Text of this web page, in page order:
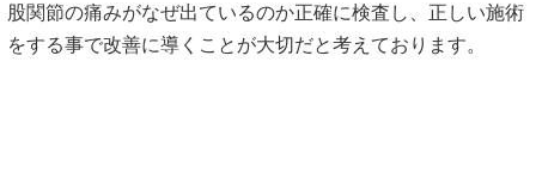
股関節の痛みがなぜ出ているのか正確に検査し、正しい施術
をする事で改善に導くことが大切だと考えております。